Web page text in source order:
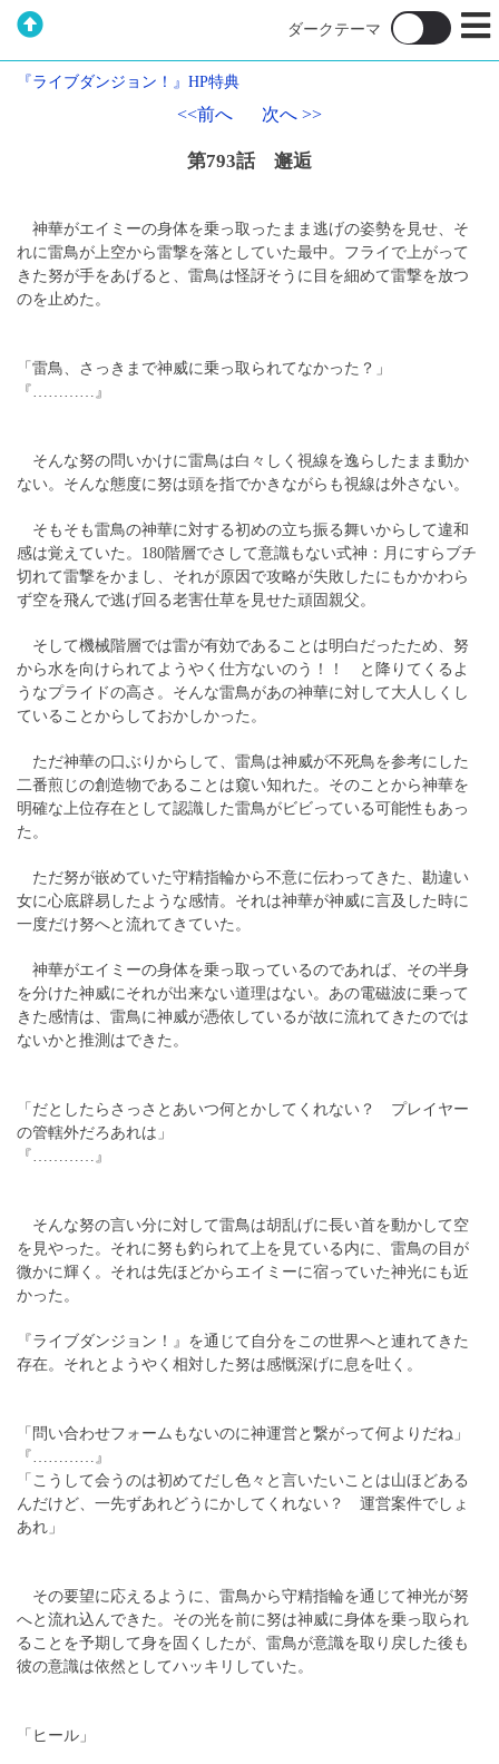
『ライブダンジョン！』HP特典
<<前へ 次へ >>
第793話 邂逅
神華がエイミーの身体を乗っ取ったまま逃げの姿勢を見せ、そ
れに雷鳥が上空から雷撃を落としていた最中。フライで上がって
きた努が手をあげると、雷鳥は怪訝そうに目を細めて雷撃を放つ
のを止めた。
「雷鳥、さっきまで神威に乗っ取られてなかった？」
『…………』
そんな努の問いかけに雷鳥は白々しく視線を逸らしたまま動か
ない。そんな態度に努は頭を指でかきながらも視線は外さない。
そもそも雷鳥の神華に対する初めの立ち振る舞いからして違和
感は覚えていた。180階層でさして意識もない式神：月にすらブチ
切れて雷撃をかまし、それが原因で攻略が失敗したにもかかわら
ず空を飛んで逃げ回る老害仕草を見せた頑固親父。
そして機械階層では雷が有効であることは明白だったため、努
から水を向けられてようやく仕方ないのう！！ と降りてくるよ
うなプライドの高さ。そんな雷鳥があの神華に対して大人しくし
ていることからしておかしかった。
ただ神華の口ぶりからして、雷鳥は神威が不死鳥を参考にした
二番煎じの創造物であることは窺い知れた。そのことから神華を
明確な上位存在として認識した雷鳥がビビっている可能性もあっ
た。
ただ努が嵌めていた守精指輪から不意に伝わってきた、勘違い
女に心底辟易したような感情。それは神華が神威に言及した時に
一度だけ努へと流れてきていた。
神華がエイミーの身体を乗っ取っているのであれば、その半身
を分けた神威にそれが出来ない道理はない。あの電磁波に乗って
きた感情は、雷鳥に神威が憑依しているが故に流れてきたのでは
ないかと推測はできた。
「だとしたらさっさとあいつ何とかしてくれない？ プレイヤー
の管轄外だろあれは」
『…………』
そんな努の言い分に対して雷鳥は胡乱げに長い首を動かして空
を見やった。それに努も釣られて上を見ている内に、雷鳥の目が
微かに輝く。それは先ほどからエイミーに宿っていた神光にも近
かった。
『ライブダンジョン！』を通じて自分をこの世界へと連れてきた
存在。それとようやく相対した努は感慨深げに息を吐く。
「問い合わせフォームもないのに神運営と繋がって何よりだね」
『…………』
「こうして会うのは初めてだし色々と言いたいことは山ほどある
んだけど、一先ずあれどうにかしてくれない？ 運営案件でしょ
あれ」
その要望に応えるように、雷鳥から守精指輪を通じて神光が努
へと流れ込んできた。その光を前に努は神威に身体を乗っ取られ
ることを予期して身を固くしたが、雷鳥が意識を取り戻した後も
彼の意識は依然としてハッキリしていた。
「ヒール」